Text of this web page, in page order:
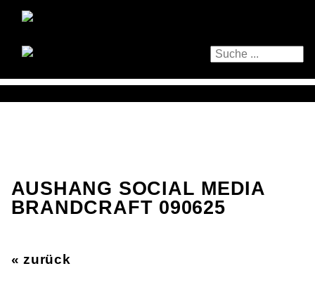
AUSHANG SOCIAL MEDIA
BRANDCRAFT 090625
« zurück